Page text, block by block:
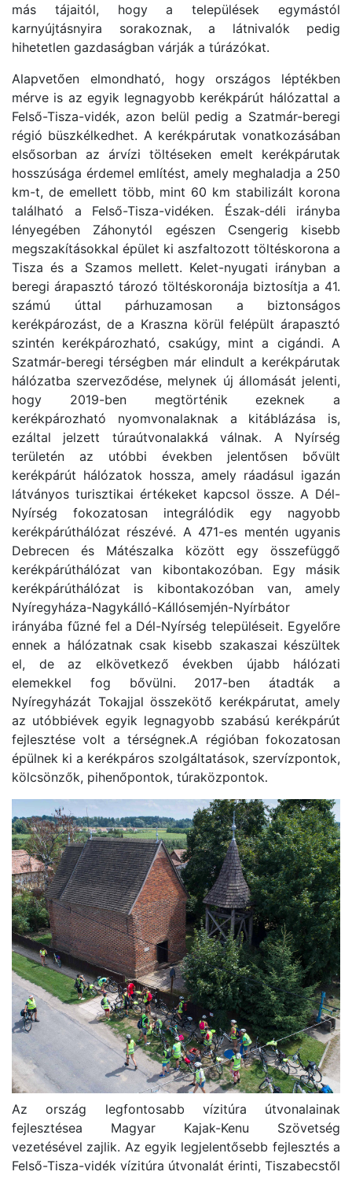
más tájaitól, hogy a települések egymástól
karnyújtásnyira sorakoznak, a látnivalók pedig
hihetetlen gazdaságban várják a túrázókat.
Alapvetően elmondható, hogy országos léptékben
mérve is az egyik legnagyobb kerékpárút hálózattal a
Felső-Tisza-vidék, azon belül pedig a Szatmár-beregi
régió büszkélkedhet. A kerékpárutak vonatkozásában
elsősorban az árvízi töltéseken emelt kerékpárutak
hosszúsága érdemel említést, amely meghaladja a 250
km-t, de emellett több, mint 60 km stabilizált korona
található a Felső-Tisza-vidéken. Észak-déli irányba
lényegében Záhonytól egészen Csengerig kisebb
megszakításokkal épület ki aszfaltozott töltéskorona a
Tisza és a Szamos mellett. Kelet-nyugati irányban a
beregi árapasztó tározó töltéskoronája biztosítja a 41.
számú úttal párhuzamosan a biztonságos
kerékpározást, de a Kraszna körül felépült árapasztó
szintén kerékpározható, csakúgy, mint a cigándi. A
Szatmár-beregi térségben már elindult a kerékpárutak
hálózatba szerveződése, melynek új állomását jelenti,
hogy 2019-ben megtörténik ezeknek a
kerékpározható nyomvonalaknak a kitáblázása is,
ezáltal jelzett túraútvonalakká válnak. A Nyírség
területén az utóbbi években jelentősen bővült
kerékpárút hálózatok hossza, amely ráadásul igazán
látványos turisztikai értékeket kapcsol össze. A Dél-
Nyírség fokozatosan integrálódik egy nagyobb
kerékpárúthálózat részévé. A 471-es mentén ugyanis
Debrecen és Mátészalka között egy összefüggő
kerékpárúthálózat van kibontakozóban. Egy másik
kerékpárúthálózat is kibontakozóban van, amely
Nyíregyháza-Nagykálló-Kállósemjén-Nyírbátor
irányába fűzné fel a Dél-Nyírség településeit. Egyelőre
ennek a hálózatnak csak kisebb szakaszai készültek
el, de az elkövetkező években újabb hálózati
elemekkel fog bővülni. 2017-ben átadták a
Nyíregyházát Tokajjal összekötő kerékpárutat, amely
az utóbbiévek egyik legnagyobb szabású kerékpárút
fejlesztése volt a térségnek.A régióban fokozatosan
épülnek ki a kerékpáros szolgáltatások, szervízpontok,
kölcsönzők, pihenőpontok, túraközpontok.
Az ország legfontosabb vízitúra útvonalainak
fejlesztésea Magyar Kajak-Kenu Szövetség
vezetésével zajlik. Az egyik legjelentősebb fejlesztés a
Felső-Tisza-vidék vízitúra útvonalát érinti, Tiszabecstől